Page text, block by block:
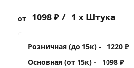
от 1098 ₽ / 1 x Штука
Розничная (до 15к) -
1220 ₽
Основная (от 15к) -
1098 ₽